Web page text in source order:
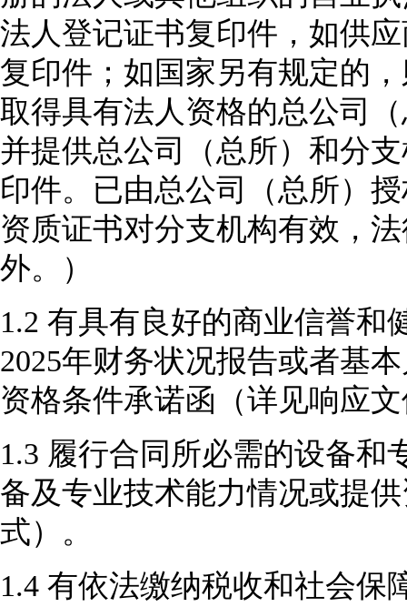
法人登记证书复印件，如供
复印件；如国家另有规定的
取得具有法人资格的总公司
并提供总公司（总所）和分
印件。已由总公司（总所）
资质证书对分支机构有效，
外。）
1.2 有具有良好的商业信誉和
2025年财务状况报告或者基
资格条件承诺函（详 见响应
1.3 履行合同所必需的设备和
备及专业技术能力情况或提
式） 。
1.4 有依法缴纳税收和社会保